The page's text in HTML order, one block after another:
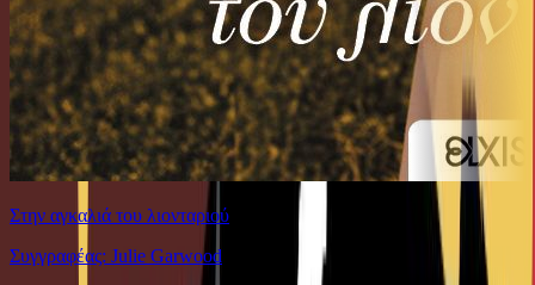
Στην αγκαλιά του λιονταριού
Συγγραφέας: Julie Garwood